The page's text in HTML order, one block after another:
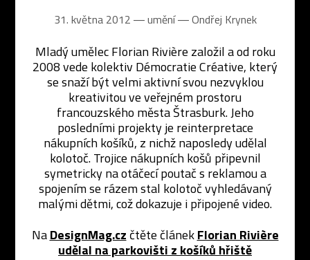
31. května 2012 ― umění ―Ondřej Krynek
Mladý umělec Florian Rivière založil a od roku
2008 vede kolektiv Démocratie Créative, který
se snaží být velmi aktivní svou nezvyklou
kreativitou ve veřejném prostoru
francouzského města Štrasburk. Jeho
posledními projekty je reinterpretace
nákupních košíků, z nichž naposledy udělal
kolotoč. Trojice nákupních košů připevnil
symetricky na otáčecí poutač s reklamou a
spojením se rázem stal kolotoč vyhledávaný
malými dětmi, což dokazuje i připojené video.
NaDesignMag.cz čtěte článekFlorian Rivière
udělal na parkovišti z košíků hřiště